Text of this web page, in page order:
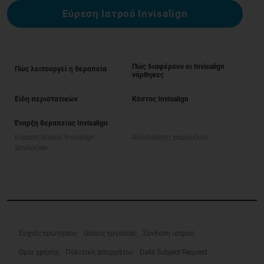
Εύρεση Ιατρού Invisalign
Πώς λειτουργεί η θεραπεία
Πώς διαφέρουν οι Invisalign
νάρθηκες
Είδη περιστατικών Κόστος Invisalign
Έναρξη θεραπείας Invisalign
Συχνές ερωτήσεις Θέσεις εργασίας Σύνδεση ιατρού
Όροι χρήσης Πολιτική απορρήτου Data Subject Request